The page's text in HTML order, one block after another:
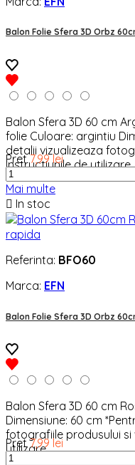
Balon Folie Sfera 3D Orbz
Balon Sfera 3D 60 cm
folie Culoare: argintiu
detalii vizualizeaza
instructiunile de utilizare.
Pret 7,99 lei
Mai multe
 In stoc
rapida
Referinta: BFO60
Marca: EFN
Balon Folie Sfera 3D Orbz
Balon Sfera 3D 60 cm
Dimensiune: 60 cm
fotografiile produsului si
utilizare.
Pret 7,99 lei